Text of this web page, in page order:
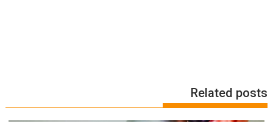
Related posts